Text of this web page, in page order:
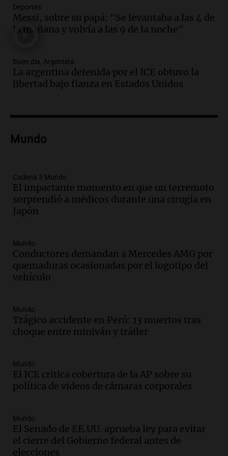
Una mañana para todos
Episodios
Audio.Voluntarios limpiaron 9.000
Una mañana para todos
Episodios
La historia de la servilleta que
contrato de Leo con Barcelona
Episodios
Una mañana para todos
Episodios
Audio.
Una mañana para todos
Episodios
Audio.
El abuelo de Agostina Vega, tras
Una mañana para todos
Episodios
Audio.Una nutricionista derribó el mito
Una mañana para todos
Episodios
Episodios
Deportes
Messi, sobre su papá: "Se levantaba a las 4 de
la mañana y volvía a las 9 de la noche"
Buen día, Argentina
La argentina detenida por el ICE obtuvo la
libertad bajo fianza en Estados Unidos
Mundo
Cadena 3 Mundo
El impactante momento en que un terremoto
sorprendió a médicos durante una cirugía en
Japón
Mundo
Conductores demandan a Mercedes AMG por
quemaduras ocasionadas por el logotipo del
vehículo
Mundo
Trágico accidente en Perú: 13 muertos tras
choque entre miniván y tráiler
Mundo
El ICE critica cobertura de la AP sobre su
política de videos de cámaras corporales
Mundo
El Senado de EE.UU. aprueba ley para evitar
el cierre del Gobierno federal antes de
elecciones